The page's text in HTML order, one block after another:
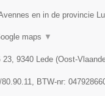
en in de provincie
maps ▼
23, 9340 Lede(Oost-
, BTW-nr: